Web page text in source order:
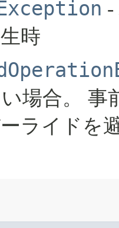
-
時
場合。
事
ライドを